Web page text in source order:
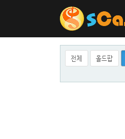
전체 올드팝